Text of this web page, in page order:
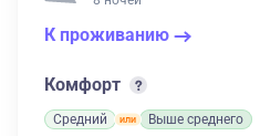
К проживанию
Комфорт
Средний Выше среднего